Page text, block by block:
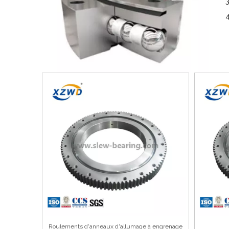
4.
Roulements d'anneaux d'allumage à engrenage